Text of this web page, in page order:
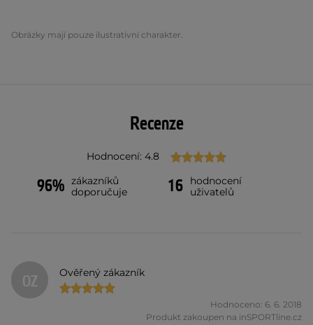
Obrázky mají pouze ilustrativní charakter.
Recenze
Hodnocení: 4.8
96% zákazníků
doporučuje
16
hodnocení
uživatelů
OZ Ověřený zákazník
Hodnoceno: 6. 6. 2018
Produkt zakoupen na inSPORTline.cz